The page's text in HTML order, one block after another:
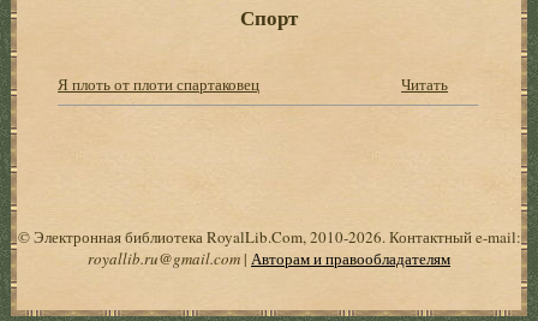
Спорт
Я плоть от плоти спартаковец Читать
© Электронная библиотека RoyalLib.Com, 2010-2026. Контактный e-mail:
royallib.ru@gmail.com| Авторам и правообладателям